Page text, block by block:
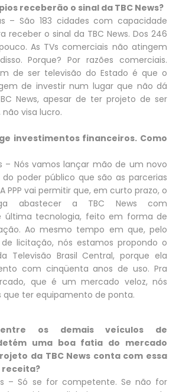
receberão o sinal da TBC News?
– São 183 cidades com capacidade
receber o sinal da TBC News. Dos 246
As TVs comerciais não atingem
Porque? Por razões comerciais.
de ser televisão do Estado é que o
de investir num lugar que não dá
News, apesar de ter projeto de ser
visa lucro.
investimentos financeiros. Como
– Nós vamos lançar mão de um novo
poder público que são as parcerias
PPP vai permitir que, em curto prazo, o
abastecer a TBC News com
última tecnologia, feito em forma de
Ao mesmo tempo em que, pelo
licitação, nós estamos propondo o
Televisão Brasil Central, porque ela
com cinqüenta anos de uso. Pra
que é um mercado veloz, nós
ter equipamento de ponta.
os demais veículos de
uma boa fatia do mercado
da TBC News conta com essa
receita?
– Só se for competente. Se não for